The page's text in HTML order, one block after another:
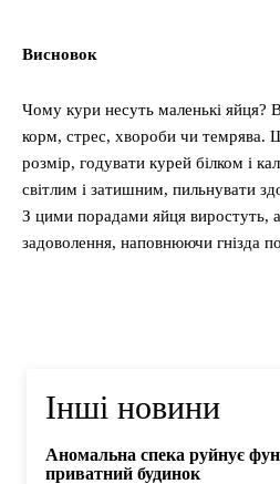
Висновок
Чому кури несуть маленькі яйця?
корм, стрес, хвороби чи темрява.
розмір, годувати курей білком і
світлим і затишним, пильнувати
З цими порадами яйця виростуть, а
задоволення, наповнюючи гнізда
Інші новини
Аномальна спека руйнує
приватний будинок